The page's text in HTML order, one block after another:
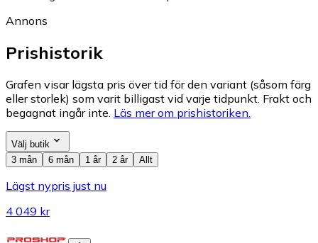
Annons
Prishistorik
Grafen visar lägsta pris över tid för den variant (såsom färg
eller storlek) som varit billigast vid varje tidpunkt. Frakt och
begagnat ingår inte. Läs mer om prishistoriken.
Välj butik
3 mån
6 mån 1 år 2 år Allt
Lägst nypris just nu
4 049 kr